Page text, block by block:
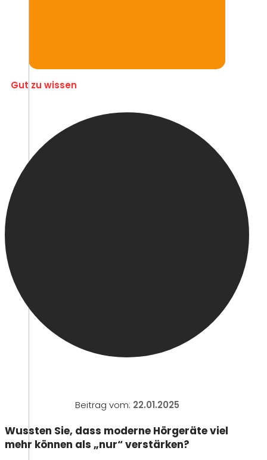
Gut zu wissen
Beitrag vom: 22.01.2025
Wussten Sie, dass moderne Hörgeräte viel
mehr können als „nur“ verstärken?